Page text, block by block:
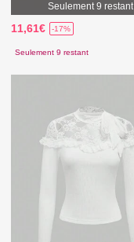
Seulement 9 restant
11,61€ -17%
Seulement 9 restant